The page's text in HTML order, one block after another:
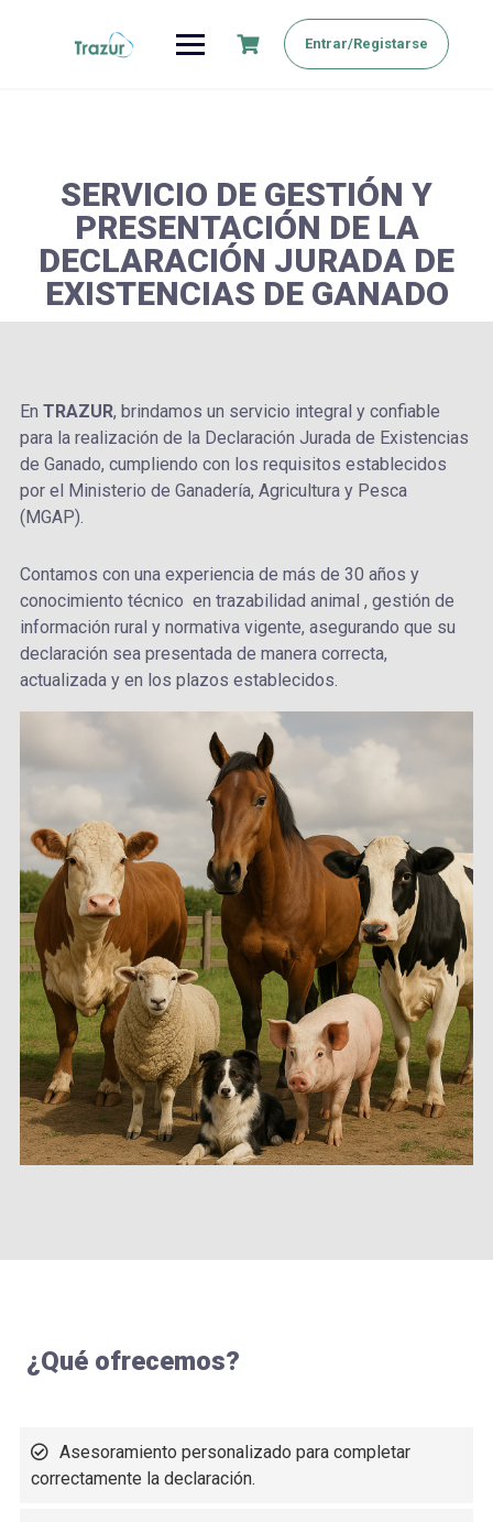
Entrar/Registarse
SERVICIO DE GESTIÓN Y
PRESENTACIÓN DE LA
DECLARACIÓN JURADA DE
EXISTENCIAS DE GANADO
En TRAZUR, brindamos un servicio integral y confiable
para la realización de la Declaración Jurada de Existencias
de Ganado, cumpliendo con los requisitos establecidos
por el Ministerio de Ganadería, Agricultura y Pesca
(MGAP).
Contamos con una experiencia de más de 30 años y
conocimiento técnico en trazabilidad animal , gestión de
información rural y normativa vigente, asegurando que su
declaración sea presentada de manera correcta,
actualizada y en los plazos establecidos.
¿Qué ofrecemos?
Asesoramiento personalizado para completar
correctamente la declaración.